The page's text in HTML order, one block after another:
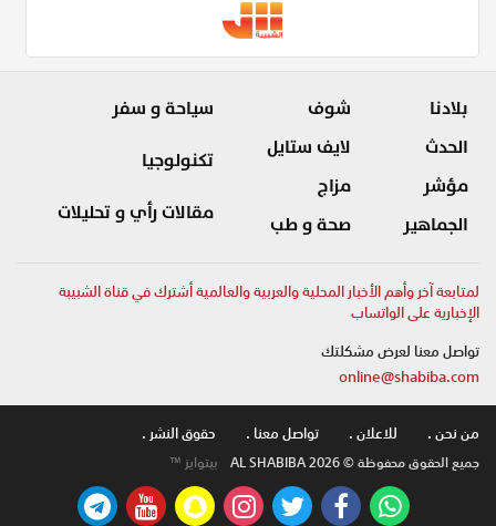
بلادنا
الحدث
مؤشر
الجماهير
شوف
لايف ستايل
مزاج
صحة و طب
سياحة و سفر
تكنولوجيا
مقالات رأي و تحليلات
لمتابعة آخر وأهم الأخبار المحلية والعربية والعالمية أشترك في قناة الشبيبة
الإخبارية على الواتساب
تواصل معنا لعرض مشكلتك
online@shabiba.com
من نحن .
للاعلان . تواصل معنا . حقوق النشر .
جميع الحقوق محفوظة © AL SHABIBA 2026 بيتوايز ™